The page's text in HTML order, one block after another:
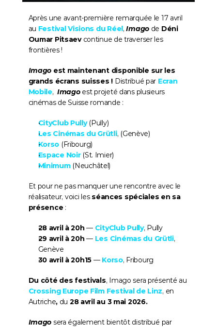
Après une avant-première remarquée le 17 avril
au Festival Visions du Réel, Imago de Déni
Oumar Pitsaev continue de traverser les
frontières !
Imago est maintenant disponible sur les
grands écrans suisses ! Distribué par Ecran
Mobile, Imago est projeté dans plusieurs
cinémas de Suisse romande :
CityClub Pully (Pully)
Les Cinémas du Grütli, (Genève)
Korso (Fribourg)
Espace Noir (St. Imier)
Minimum (Neuchâtel)
Et pour ne pas manquer une rencontre avec le
réalisateur, voici les séances spéciales en sa
présence :
28 avril à 20h — CityClub Pully, Pully
29 avril à 20h — Les Cinémas du Grütli,
Genève
30 avril à 20h15 — Korso, Fribourg
Du côté des festivals
Crossing Europe Film Festival de Linz, en
Autriche, du 28 avril au 3 mai 2026.
Imago sera également bientôt distribué par